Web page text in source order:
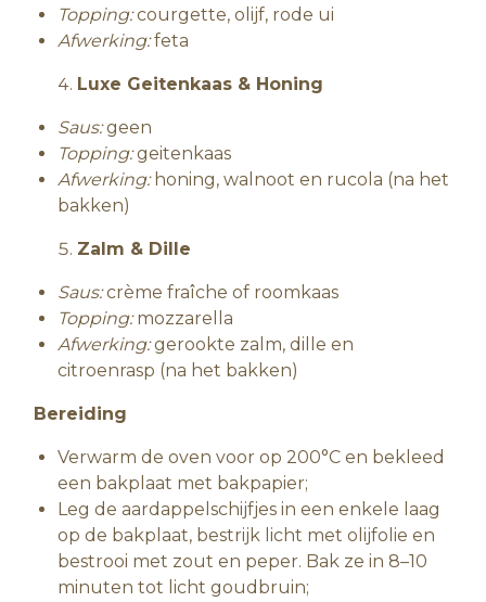
Topping:courgette, olijf, rode ui
Afwerking:feta
Luxe Geitenkaas & Honing
Saus:geen
Topping:geitenkaas
Afwerking:honing, walnoot en rucola (na het
bakken)
Zalm & Dille
Saus:crème fraîche of roomkaas
Topping:mozzarella
Afwerking:gerookte zalm, dille en
citroenrasp (na het bakken)
Bereiding
Verwarm de oven voor op 200°C en bekleed
een bakplaat met bakpapier;
Leg de aardappelschijfjes in een enkele laag
op de bakplaat, bestrijk licht met olijfolie en
bestrooi met zout en peper. Bak ze in 8–10
minuten tot licht goudbruin;